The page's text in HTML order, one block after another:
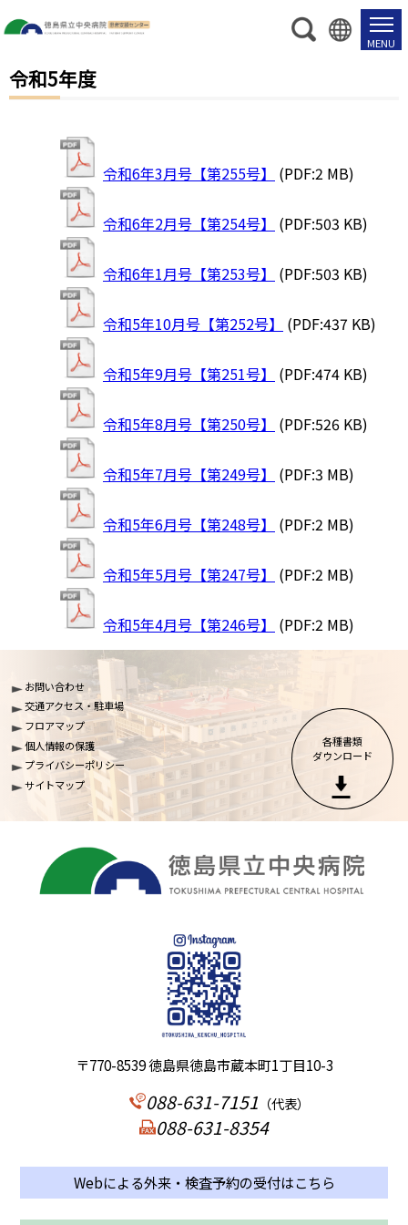
令和5年度
令和6年3月号【第255号】 (PDF:2 MB)
令和6年2月号【第254号】 (PDF:503 KB)
令和6年1月号【第253号】 (PDF:503 KB)
令和5年10月号【第252号】 (PDF:437 KB)
令和5年9月号【第251号】 (PDF:474 KB)
令和5年8月号【第250号】 (PDF:526 KB)
令和5年7月号【第249号】 (PDF:3 MB)
令和5年6月号【第248号】 (PDF:2 MB)
令和5年5月号【第247号】 (PDF:2 MB)
令和5年4月号【第246号】 (PDF:2 MB)
お問い合わせ
交通アクセス・駐車場
フロアマップ
個人情報の保護
プライバシーポリシー
サイトマップ
各種書類
ダウンロード
〒770-8539 徳島県徳島市蔵本町1丁目10-3
088-631-7151 （代表）
088-631-8354
Webによる外来・検査予約の受付はこちら